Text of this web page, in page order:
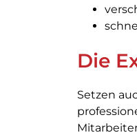
Die
Setzen